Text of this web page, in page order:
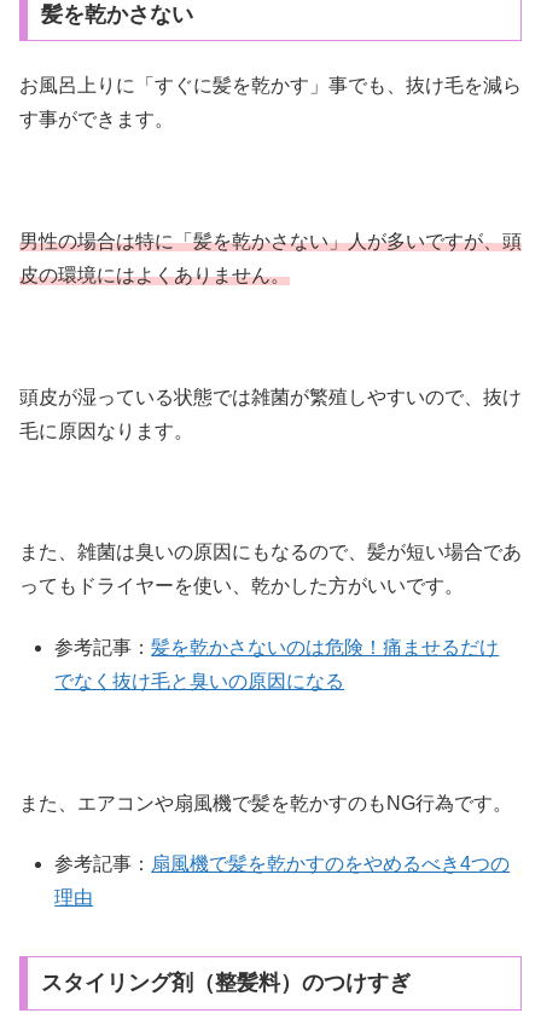
髪を乾かさない
お風呂上りに「すぐに髪を乾かす」事でも、抜け毛を減ら
す事ができます。
男性の場合は特に「髪を乾かさない」人が多いですが、頭
皮の環境にはよくありません。
頭皮が湿っている状態では雑菌が繁殖しやすいので、抜け
毛に原因なります。
また、雑菌は臭いの原因にもなるので、髪が短い場合であ
ってもドライヤーを使い、乾かした方がいいです。
参考記事：髪を乾かさないのは危険！痛ませるだけ
でなく抜け毛と臭いの原因になる
また、エアコンや扇風機で髪を乾かすのもNG行為です。
参考記事： 扇風機で髪を乾かすのをやめるべき4つの
理由
スタイリング剤（整髪料）のつけすぎ